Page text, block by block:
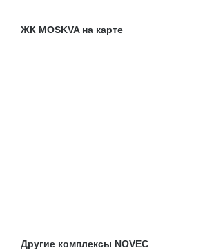
ЖК MOSKVA на карте
Другие комплексы NOVEC